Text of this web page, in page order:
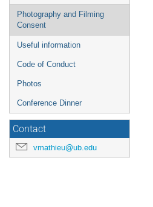
Photography and Filming
Consent
Useful information
Code of Conduct
Photos
Conference Dinner
Contact
vmathieu@ub.edu